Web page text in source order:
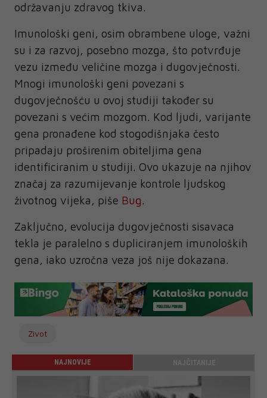
održavanju zdravog tkiva.
Imunološki geni, osim obrambene uloge, važni
su i za razvoj, posebno mozga, što potvrđuje
vezu između veličine mozga i dugovječnosti.
Mnogi imunološki geni povezani s
dugovječnošću u ovoj studiji također su
povezani s većim mozgom. Kod ljudi, varijante
gena pronađene kod stogodišnjaka često
pripadaju proširenim obiteljima gena
identificiranim u studiji. Ovo ukazuje na njihov
značaj za razumijevanje kontrole ljudskog
životnog vijeka, piše Bug.
Zaključno, evolucija dugovječnosti sisavaca
tekla je paralelno s dupliciranjem imunoloških
gena, iako uzročna veza još nije dokazana.
Zivot
NAJNOVIJE